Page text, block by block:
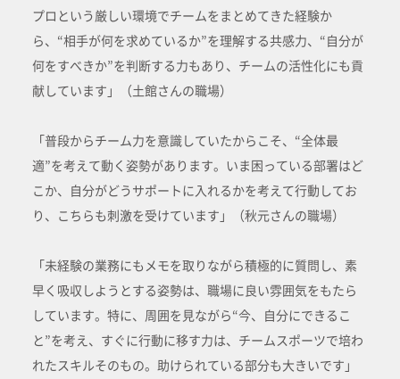
プロという厳しい環境でチームをまとめてきた経験か
ら、“相手が何を求めているか”を理解する共感力、“自分が
何をすべきか”を判断する力もあり、チームの活性化にも貢
献しています」（土館さんの職場）
「普段からチーム力を意識していたからこそ、“全体最
適”を考えて動く姿勢があります。いま困っている部署はど
こか、自分がどうサポートに入れるかを考えて行動してお
り、こちらも刺激を受けています」（秋元さんの職場）
「未経験の業務にもメモを取りながら積極的に質問し、素
早く吸収しようとする姿勢は、職場に良い雰囲気をもたら
しています。特に、周囲を見ながら“今、自分にできるこ
と”を考え、すぐに行動に移す力は、チームスポーツで培わ
れたスキルそのもの。助けられている部分も大きいです」